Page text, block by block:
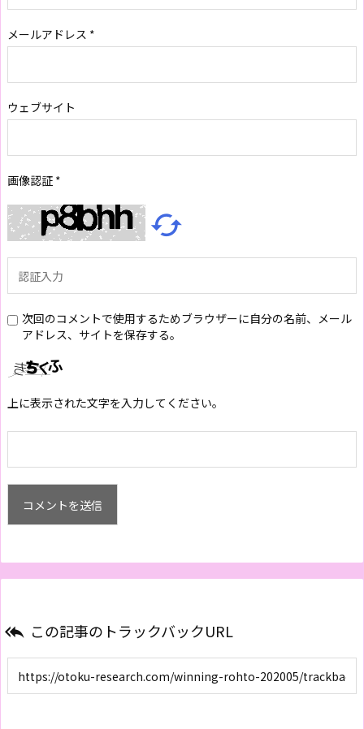
メールアドレス *
ウェブサイト
画像認証 *

次回のコメントで使用するためブラウザーに自分の名前、メール
アドレス、サイトを保存する。
上に表示された文字を入力してください。
 この記事のトラックバックURL